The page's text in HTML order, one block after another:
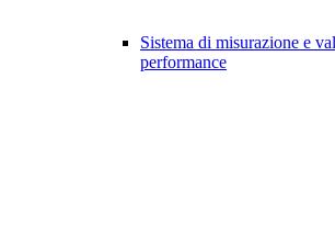
Sistema di misurazione e
performance